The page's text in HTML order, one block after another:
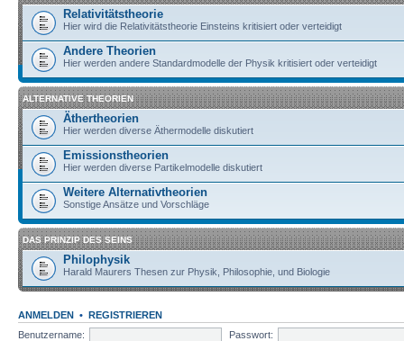
Relativitätstheorie
Hier wird die Relativitätstheorie Einsteins kritisiert oder verteidigt
Andere Theorien
Hier werden andere Standardmodelle der Physik kritisiert oder verteidigt
ALTERNATIVE THEORIEN
Äthertheorien
Hier werden diverse Äthermodelle diskutiert
Emissionstheorien
Hier werden diverse Partikelmodelle diskutiert
Weitere Alternativtheorien
Sonstige Ansätze und Vorschläge
DAS PRINZIP DES SEINS
Philophysik
Harald Maurers Thesen zur Physik, Philosophie, und Biologie
ANMELDEN • REGISTRIEREN
Benutzername:
Passwort: